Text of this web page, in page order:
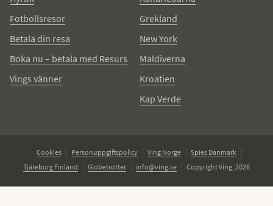
Fotbollsresor
Betala din resa
Boka nu – betala med Resurs
Vings vänner
Grekland
New York
Maldiverna
Kroatien
Kap Verde
Cookies Personuppgiftspolicy Ving Norge
Spies Danmark
Tjäreborg Finland
Globetrotter info@ving.se Copyright Ving, 2026